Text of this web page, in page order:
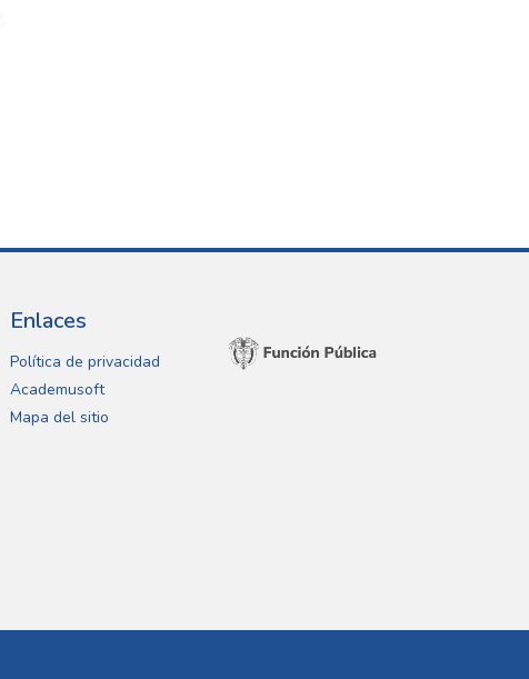
Enlaces
Política de privacidad
Academusoft
Mapa del sitio